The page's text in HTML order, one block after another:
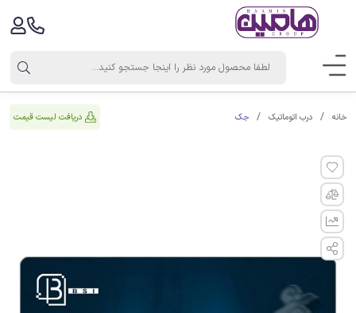
خانه درب اتوماتیک جک دریافت لیست قیمت